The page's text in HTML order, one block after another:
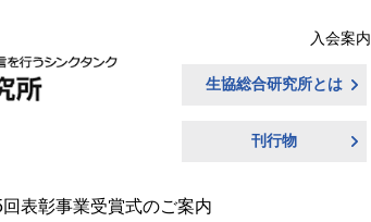
入会案内
生協総合研究所とは
刊行物
表彰事業受賞式のご案内